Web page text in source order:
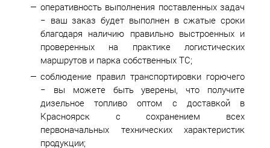
оперативность выполнения поставленных задач
− ваш заказ будет выполнен в сжатые сроки
благодаря наличию правильно выстроенных и
проверенных на практике логистических
маршрутов и парка собственных ТС;
соблюдение правил транспортировки горючего
− вы можете быть уверены, что получите
дизельное топливо оптом с доставкой в
Красноярск с сохранением всех
первоначальных технических характеристик
продукции;